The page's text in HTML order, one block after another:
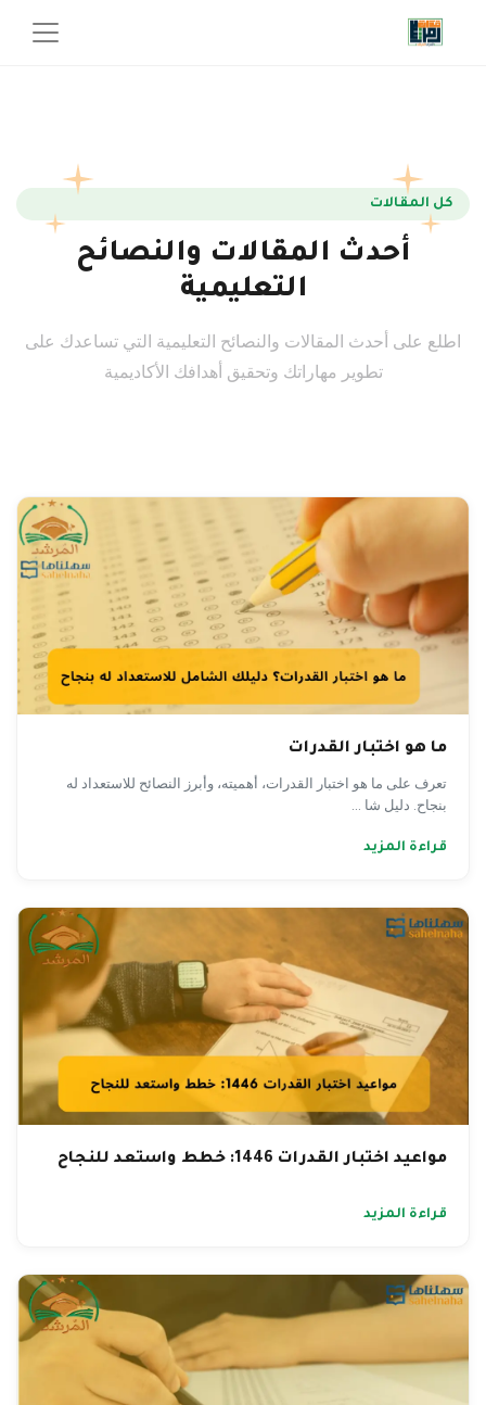
كل المقالات
أحدث المقالات والنصائح
التعليمية
اطلع على أحدث المقالات والنصائح التعليمية التي تساعدك على
تطوير مهاراتك وتحقيق أهدافك الأكاديمية
ما هو اختبار القدرات
تعرف على ما هو اختبار القدرات، أهميته، وأبرز النصائح للاستعداد له
بنجاح. دليل شا ...
قراءة المزيد
مواعيد اختبار القدرات 1446: خطط واستعد للنجاح
قراءة المزيد